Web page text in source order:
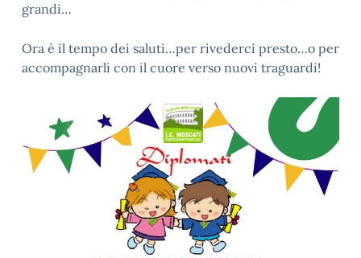
grandi…
Ora è il tempo dei saluti…per rivederci presto…o per
accompagnarli con il cuore verso nuovi traguardi!